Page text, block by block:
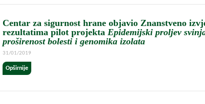
Centar za sigurnost hrane objavio Znanstveno
rezultatima pilot projekta Epidemijski proljev
proširenost bolesti i genomika izolata
31/01/2019
Opširnije